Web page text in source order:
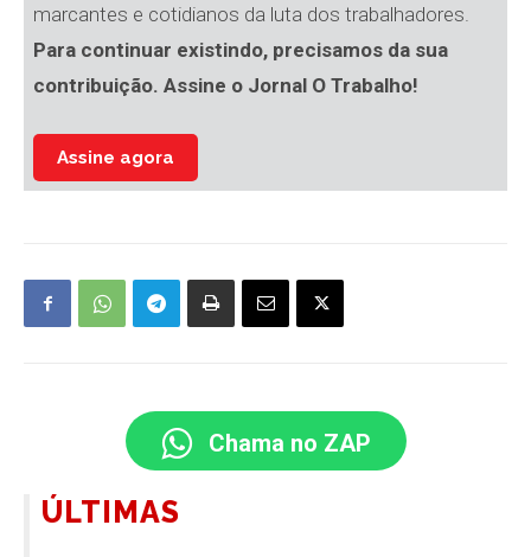
marcantes e cotidianos da luta dos trabalhadores.
Para continuar existindo, precisamos da sua
contribuição. Assine o Jornal O Trabalho!
Assine agora
Chama no ZAP
ÚLTIMAS